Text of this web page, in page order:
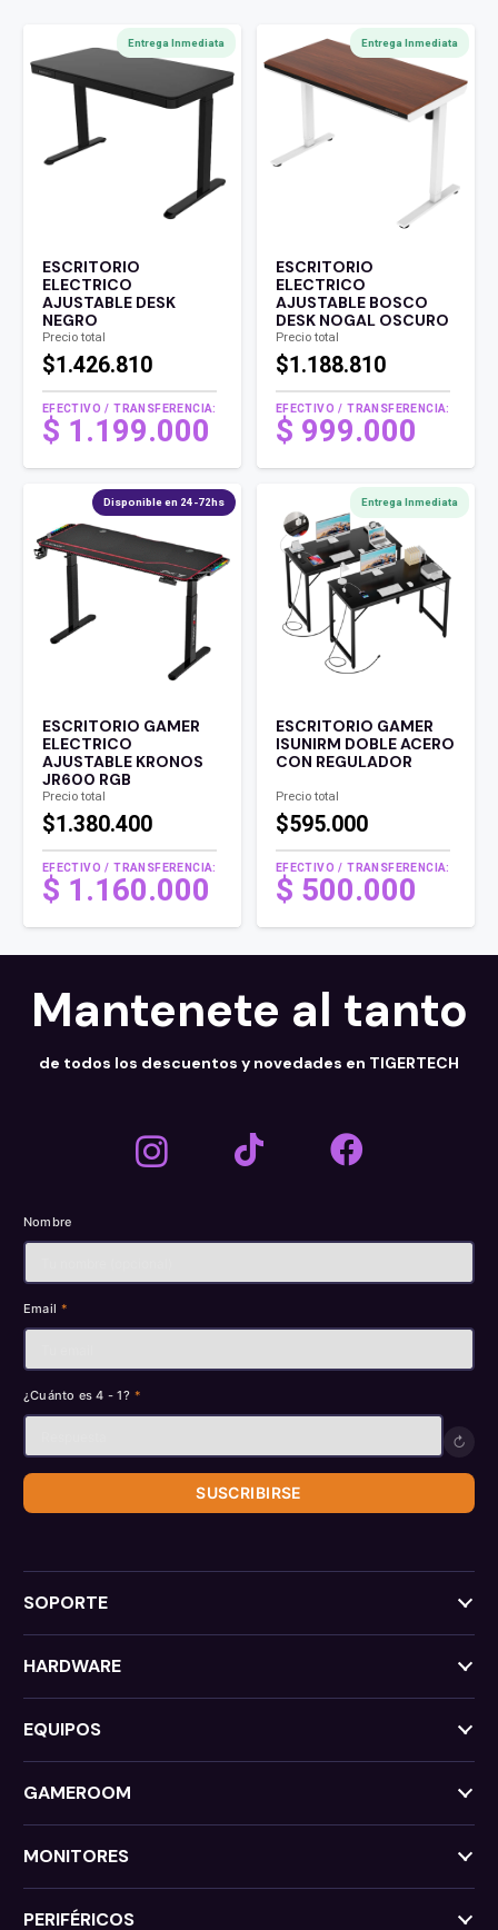
Entrega Inmediata
ESCRITORIO
ELECTRICO
AJUSTABLE DESK
NEGRO
Precio total
$1.426.810
EFECTIVO / TRANSFERENCIA:
$ 1.199.000
Entrega Inmediata
ESCRITORIO
ELECTRICO
AJUSTABLE BOSCO
DESK NOGAL OSCURO
Precio total
$1.188.810
EFECTIVO / TRANSFERENCIA:
$ 999.000
Disponible en 24-72hs
ESCRITORIO GAMER
ELECTRICO
AJUSTABLE KRONOS
JR600 RGB
Precio total
$1.380.400
EFECTIVO / TRANSFERENCIA:
$ 1.160.000
Entrega Inmediata
ESCRITORIO GAMER
ISUNIRM DOBLE ACERO
CON REGULADOR
Precio total
$595.000
EFECTIVO / TRANSFERENCIA:
$ 500.000
Mantenete al tanto
de todos los descuentos y novedades en TIGERTECH
Nombre
Email *
¿Cuánto es 4 - 1? *
↻
SUSCRIBIRSE
SOPORTE
HARDWARE
EQUIPOS
GAMEROOM
MONITORES
PERIFÉRICOS